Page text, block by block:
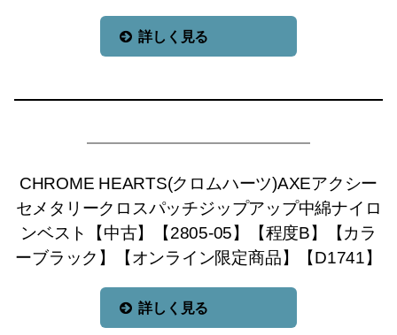
詳しく見る
CHROME HEARTS(クロムハーツ)AXEアクシー
セメタリークロスパッチジップアップ中綿ナイロ
ンベスト【中古】【2805-05】【程度B】【カラ
ーブラック】【オンライン限定商品】【D1741】
詳しく見る